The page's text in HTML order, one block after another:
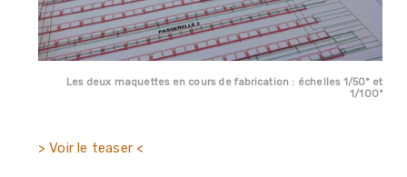
Les deux maquettes en cours de fabrication : échelles 1/50° et
1/100°
> Voir le teaser <